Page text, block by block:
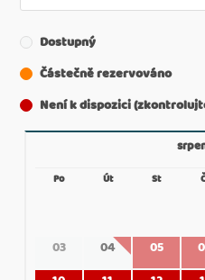
Dostupný
Částečně rezervováno
Není k dispozici
Po Út St
03
04 05